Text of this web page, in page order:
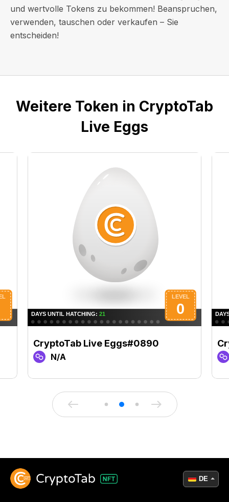
und wertvolle Tokens zu bekommen! Beanspruchen,
verwenden, tauschen oder verkaufen – Sie
entscheiden!
Weitere Token in CryptoTab
Live Eggs
CryptoTab Live Eggs#0890
N/A
DE